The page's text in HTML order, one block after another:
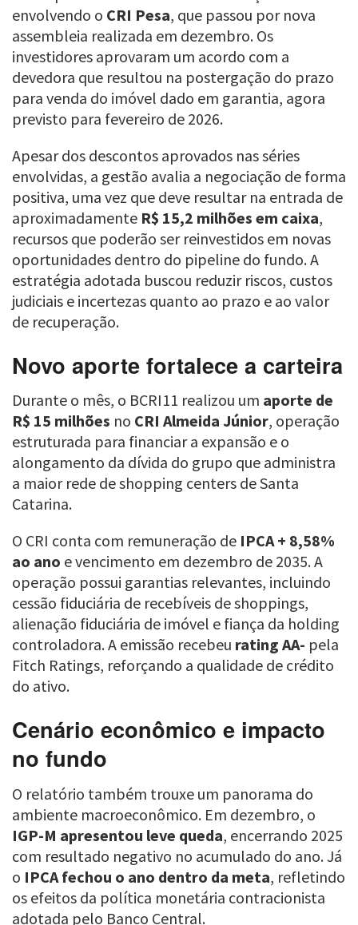
envolvendo o CRI Pesa, que passou por nova
assembleia realizada em dezembro. Os
investidores aprovaram um acordo com a
devedora que resultou na postergação do prazo
para venda do imóvel dado em garantia, agora
previsto para fevereiro de 2026.
Apesar dos descontos aprovados nas séries
envolvidas, a gestão avalia a negociação de forma
positiva, uma vez que deve resultar na entrada de
aproximadamente R$ 15,2 milhões em caixa,
recursos que poderão ser reinvestidos em novas
oportunidades dentro do pipeline do fundo. A
estratégia adotada buscou reduzir riscos, custos
judiciais e incertezas quanto ao prazo e ao valor
de recuperação.
Novo aporte fortalece a carteira
Durante o mês, o BCRI11 realizou um aporte de
R$ 15 milhões no CRI Almeida Júnior, operação
estruturada para financiar a expansão e o
alongamento da dívida do grupo que administra
a maior rede de shopping centers de Santa
Catarina.
O CRI conta com remuneração de IPCA + 8,58%
ao ano e vencimento em dezembro de 2035. A
operação possui garantias relevantes, incluindo
cessão fiduciária de recebíveis de shoppings,
alienação fiduciária de imóvel e fiança da holding
controladora. A emissão recebeu rating AA- pela
Fitch Ratings, reforçando a qualidade de crédito
do ativo.
Cenário econômico e impacto
no fundo
O relatório também trouxe um panorama do
ambiente macroeconômico. Em dezembro, o
IGP-M apresentou leve queda, encerrando 2025
com resultado negativo no acumulado do ano. Já
o IPCA fechou o ano dentro da meta, refletindo
os efeitos da política monetária contracionista
adotada pelo Banco Central.